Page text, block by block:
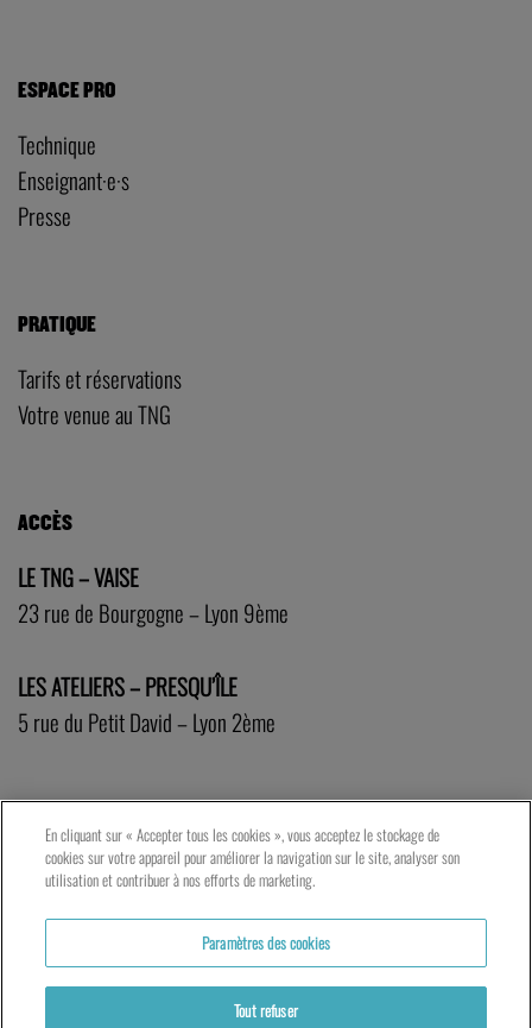
ESPACE PRO
Technique
Enseignant·e·s
Presse
PRATIQUE
Tarifs et réservations
Votre venue au TNG
ACCÈS
LE TNG – VAISE
23 rue de Bourgogne – Lyon 9ème
LES ATELIERS – PRESQU’ÎLE
5 rue du Petit David – Lyon 2ème
En cliquant sur « Accepter tous les cookies », vous acceptez le stockage de
cookies sur votre appareil pour améliorer la navigation sur le site, analyser son
utilisation et contribuer à nos efforts de marketing.
Paramètres des cookies
Tout refuser